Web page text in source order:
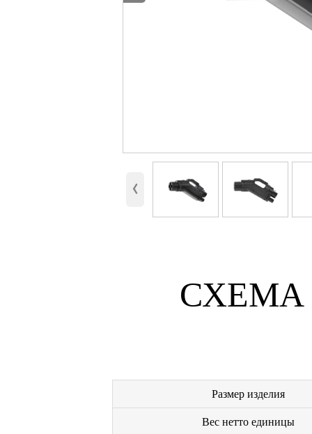
‹
СХЕМА
Размер изделия
Вес нетто единицы